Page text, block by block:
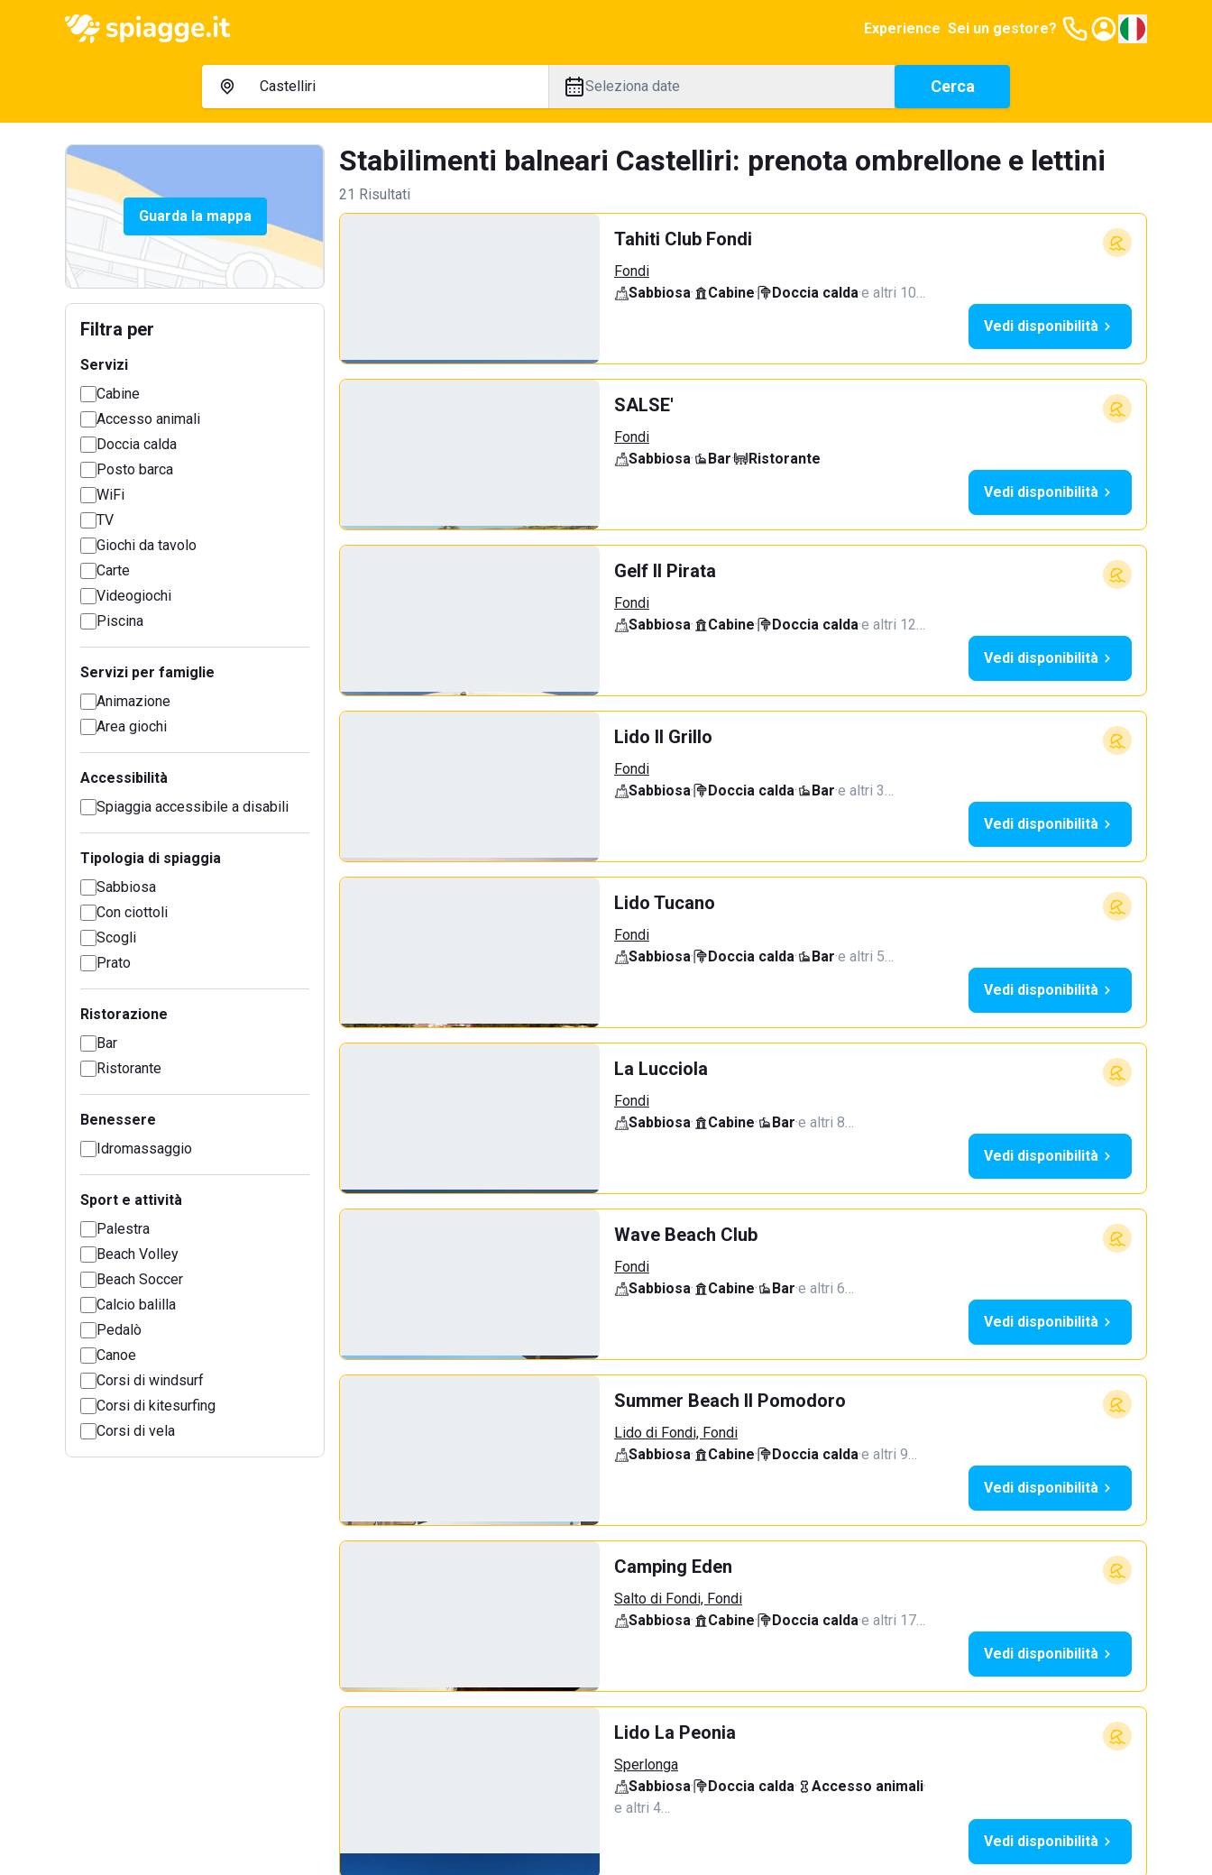
Experience Sei un gestore?
Seleziona date Cerca
Guarda la mappa
Filtra per
Servizi
Cabine
Accesso animali
Doccia calda
Posto barca
WiFi
TV
Giochi da tavolo
Carte
Videogiochi
Piscina
Servizi per famiglie
Animazione
Area giochi
Accessibilità
Spiaggia accessibile a disabili
Tipologia di spiaggia
Sabbiosa
Con ciottoli
Scogli
Prato
Ristorazione
Bar
Ristorante
Benessere
Idromassaggio
Sport e attività
Palestra
Beach Volley
Beach Soccer
Calcio balilla
Pedalò
Canoe
Corsi di windsurf
Corsi di kitesurfing
Corsi di vela
Stabilimenti balneari Castelliri: prenota ombrellone e lettini
21 Risultati
Tahiti Club Fondi
Fondi
Sabbiosa· Cabine· Doccia calda·e altri 10…
Vedi disponibilità
SALSE'
Fondi
Sabbiosa· Bar·
Ristorante
Vedi disponibilità
Gelf Il Pirata
Fondi
Sabbiosa· Cabine· Doccia calda·e altri 12…
Vedi disponibilità
Lido Il Grillo
Fondi
Sabbiosa· Doccia calda· Bar·e altri 3…
Vedi disponibilità
Lido Tucano
Fondi
Sabbiosa· Doccia calda· Bar·e altri 5…
Vedi disponibilità
La Lucciola
Fondi
Sabbiosa· Cabine· Bar·e altri 8…
Vedi disponibilità
Wave Beach Club
Fondi
Sabbiosa· Cabine· Bar·e altri 6…
Vedi disponibilità
Summer Beach Il Pomodoro
Lido di Fondi, Fondi
Sabbiosa· Cabine· Doccia calda·e altri 9…
Vedi disponibilità
Camping Eden
Salto di Fondi, Fondi
Sabbiosa· Cabine· Doccia calda·e altri 17…
Vedi disponibilità
Lido La Peonia
Sperlonga
Sabbiosa· Doccia calda· Accesso animali·
e altri 4…
Vedi disponibilità